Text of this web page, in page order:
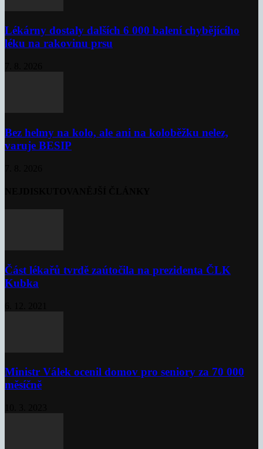
Lékárny dostaly dalších 6 000 balení chybějícího
léku na rakovinu prsu
Bez helmy na kolo, ale ani na koloběžku nelez,
varuje BESIP
Část lékařů tvrdě zaútočila na prezidenta ČLK
Kubka
Ministr Válek ocenil domov pro seniory za 70 000
měsíčně